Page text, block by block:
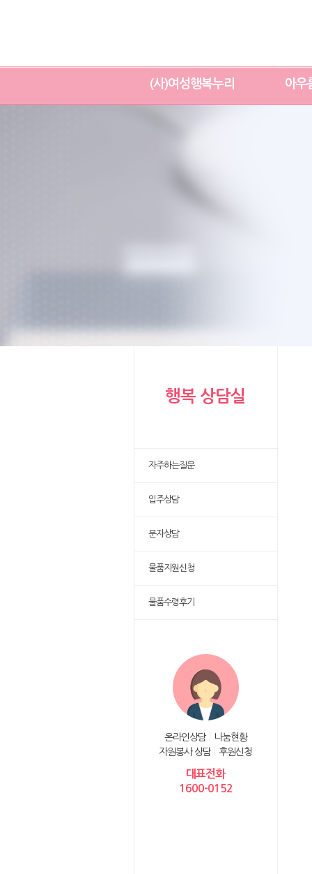
(사)여성행복누리 아우
행복 상담실
자주하는질문
입주상담
문자상담
물품지원신청
물품수령후기
온라인상담
나눔현황
자원봉사 상담
후원신청
대표전화
1600-0152